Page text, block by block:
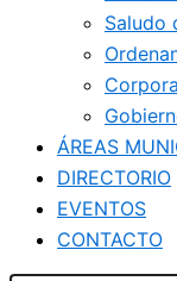
Saludo
ÁREAS
DIRECTORIO
EVENTOS
CONTACTO